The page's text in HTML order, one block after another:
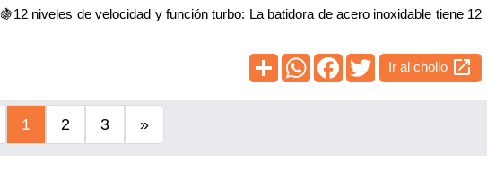
niveles de velocidad y función turbo: La batidora de acero inoxidable tiene 12
Ir al chollo open_in_new
1 2 3 »